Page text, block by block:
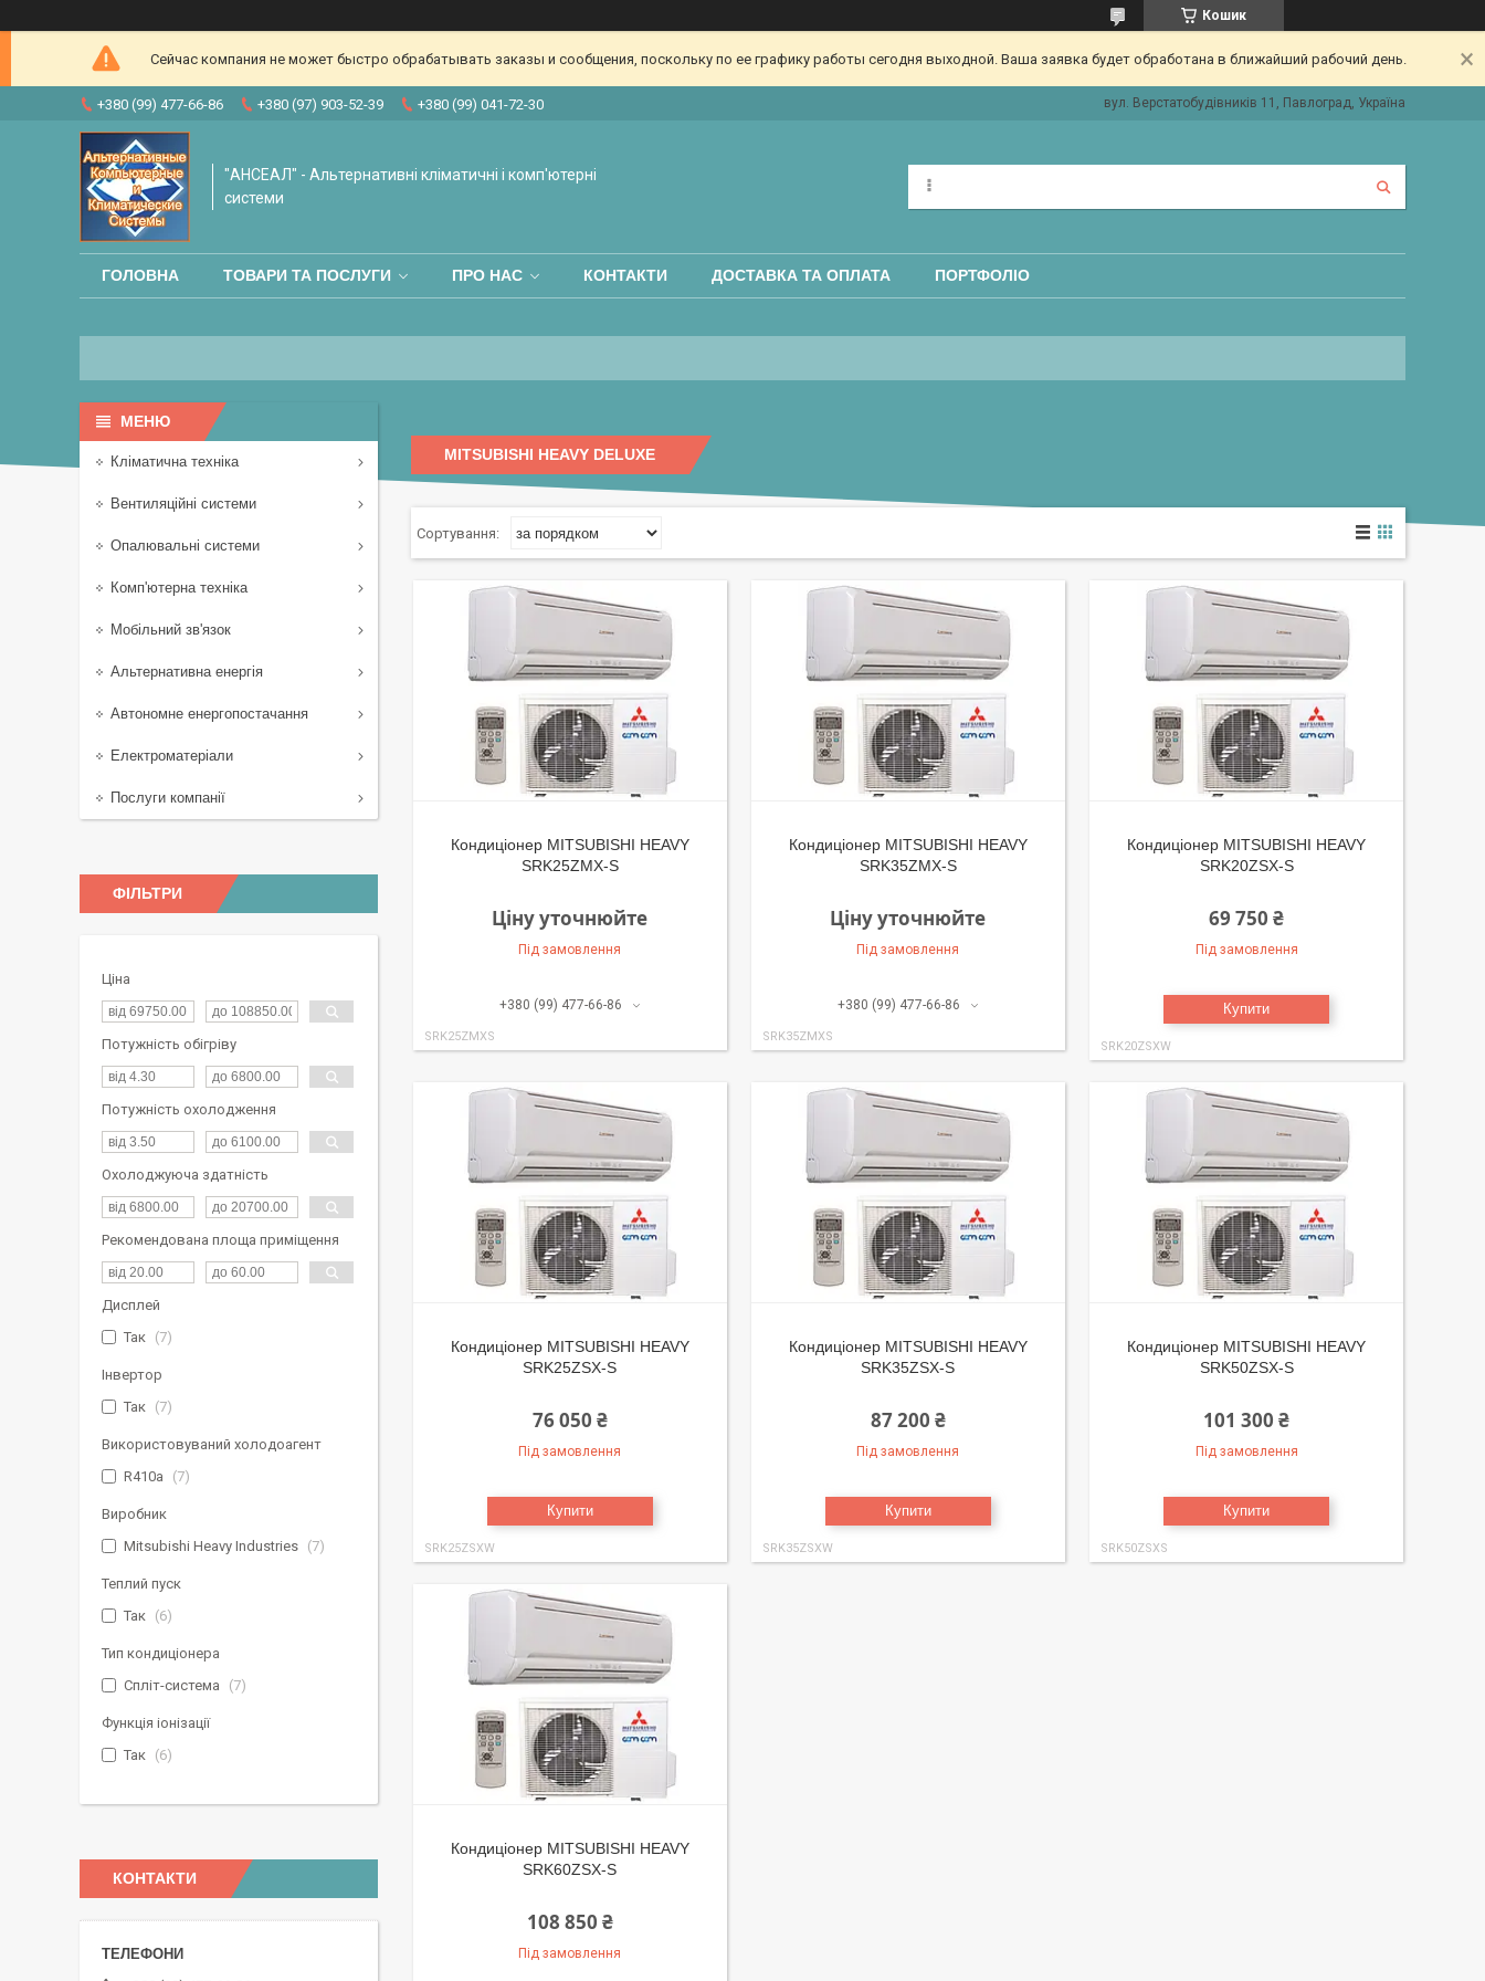
Кошик
Сейчас компания не может быстро обрабатывать заказы и сообщения, поскольку по ее графику работы сегодня выходной. Ваша заявка будет обработана в ближайший рабочий день.
+380 (99) 477-66-86 +380 (97) 903-52-39 +380 (99) 041-72-30 вул. Верстатобудівників 11, Павлоград, Україна
"АНСЕАЛ" - Альтернативні кліматичні і комп'ютерні
системи
ГОЛОВНА ТОВАРИ ТА ПОСЛУГИ ПРО НАС КОНТАКТИ ДОСТАВКА ТА ОПЛАТА ПОРТФОЛІО
MITSUBISHI HEAVY DELUXE
Кондиціонер MITSUBISHI HEAVY
SRK25ZMX-S
Ціну уточнюйте
Під замовлення
+380 (99) 477-66-86
SRK25ZMXS
Кондиціонер MITSUBISHI HEAVY
SRK35ZMX-S
Ціну уточнюйте
Під замовлення
+380 (99) 477-66-86
SRK35ZMXS
Кондиціонер MITSUBISHI HEAVY
SRK20ZSX-S
69 750 ₴
Під замовлення
Купити
SRK20ZSXW
Кондиціонер MITSUBISHI HEAVY
SRK25ZSX-S
76 050 ₴
Під замовлення
Купити
SRK25ZSXW
Кондиціонер MITSUBISHI HEAVY
SRK35ZSX-S
87 200 ₴
Під замовлення
Купити
SRK35ZSXW
Кондиціонер MITSUBISHI HEAVY
SRK50ZSX-S
101 300 ₴
Під замовлення
Купити
SRK50ZSXS
Кондиціонер MITSUBISHI HEAVY
SRK60ZSX-S
108 850 ₴
Під замовлення
Кліматична техніка
Вентиляційні системи
Опалювальні системи
Комп'ютерна техніка
Мобільний зв'язок
Альтернативна енергія
Автономне енергопостачання
Електроматеріали
Послуги компанії
ФІЛЬТРИ
Ціна
Потужність обігріву
Потужність охолодження
Охолоджуюча здатність
Рекомендована площа приміщення
Дисплей
Так
7
Інвертор
Так
7
Використовуваний холодоагент
R410a
7
Виробник
Mitsubishi Heavy Industries
7
Теплий пуск
Так
6
Тип кондиціонера
Спліт-система
7
Функція іонізації
Так
6
КОНТАКТИ